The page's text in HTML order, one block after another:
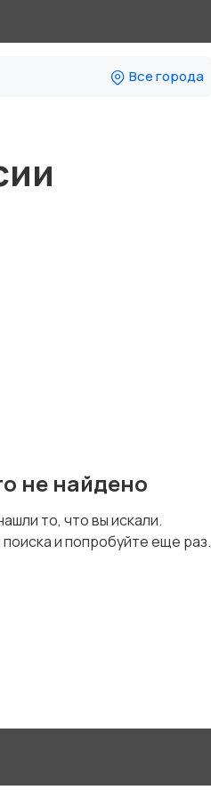
Все города
не найдено
то, что вы искали.
и попробуйте еще раз.